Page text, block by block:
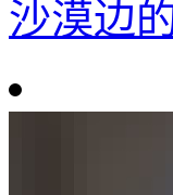
沙漠边